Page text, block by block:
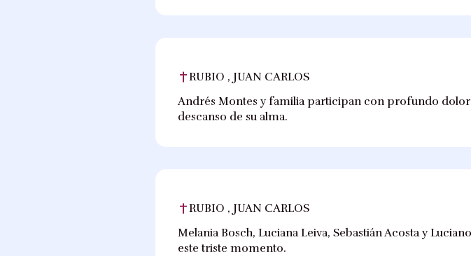
RUBIO , JUAN CARLOS
Andrés Montes y familia participan con profundo
descanso de su alma.
RUBIO , JUAN CARLOS
Melania Bosch, Luciana Leiva, Sebastián Acosta y
este triste momento.